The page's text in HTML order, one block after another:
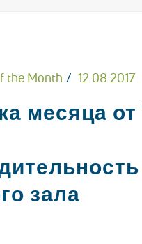
the Month 12 08 2017
месяца от
зала